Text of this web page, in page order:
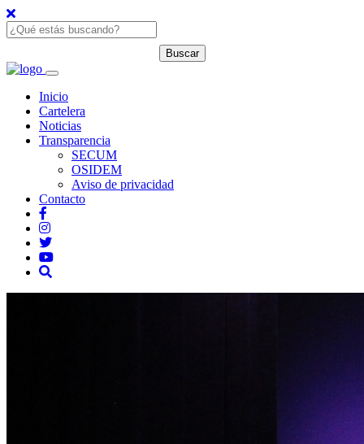
Inicio
Cartelera
Noticias
Transparencia
SECUM
OSIDEM
Aviso de privacidad
Contacto